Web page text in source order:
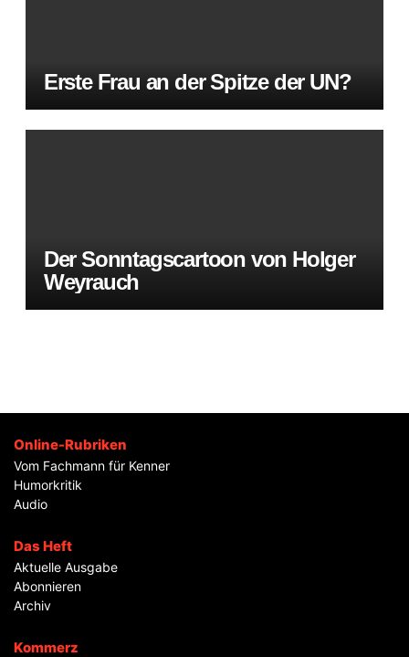
Erste Frau an der Spitze der UN?
Der Sonntagscartoon von Holger
Weyrauch
Online-Rubriken
Vom Fachmann für Kenner
Humorkritik
Audio
Das Heft
Aktuelle Ausgabe
Abonnieren
Archiv
Kommerz